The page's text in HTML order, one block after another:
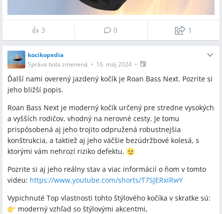
👍 3 0 1
kocikopedia
Správa bola zmenená • 16. máj 2024 •
Ďalší nami overený jazdený kočík je Roan Bass Next. Pozrite si
jeho bližší popis.
Roan Bass Next je moderný kočík určený pre stredne vysokých
a vyšších rodičov, vhodný na nerovné cesty. Je tomu
prispôsobená aj jeho trojito odpružená robustnejšia
konštrukcia, a taktiež aj jeho väčšie bezúdržbové kolesá, s
ktorými vám nehrozí riziko defektu.
Pozrite si aj jeho reálny stav a viac informácií o ňom v tomto
videu: https://www.youtube.com/shorts/T7SJERxiRwY
Vypichnuté Top vlastnosti tohto štýlového kočíka v skratke sú:
moderný vzhľad so štýlovými akcentmi,